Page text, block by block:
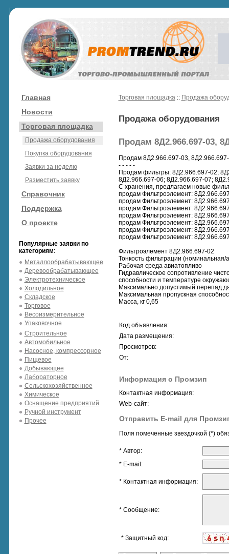
Главная
Новости
Торговая площадка
Продажа оборудования
Покупка оборудования
Заявки за неделю
Разместить заявку
Справочник
Поддержка
О проекте
Популярные заявки по
категориям:
Металлообрабатывающее
Деревообрабатывающее
Электротехническое
Холодильное
Складское
Торговое
Весоизмерительное
Упаковочное
Строительное
Автомобильное
Насосное, компрессорное
Пищевое
Добывающее
Лабораторное
Сельскохозяйственное
Химическое
Оснащение предприятий
Ручной инструмент
Прочее
Торговая площадка:: Продажа
Продажа оборудования
Продам 8Д2.966.697-03,
Продам 8Д2.966.697-03,
- - - - -
Продам фильтры: 8Д2.966.697-02;
8Д2.966.697-06; 8Д2.966.697-07;
С хранения, предлагаем новые
продам Фильтроэлемент:
продам Фильтроэлемент:
продам Фильтроэлемент:
продам Фильтроэлемент:
продам Фильтроэлемент:
продам Фильтроэлемент:
продам Фильтроэлемент:
Фильтроэлемент 8Д2.966.697-02
Тонкость фильтрации
Рабочая среда авиатопливо
Гидравлическое сопротивление
способности и температуре
Максимально допустимый перепад
Максимальная пропускная
Масса, кг 0,65
Код объявления:
Дата размещения:
Просмотров:
От:
Информация о Промзип
Контактная информация:
Web-сайт:
Отправить E-mail для
Поля помеченные звездочкой (*)
* Автор:
* E-mail:
* Контактная информация:
* Сообщение:
* Защитный код: